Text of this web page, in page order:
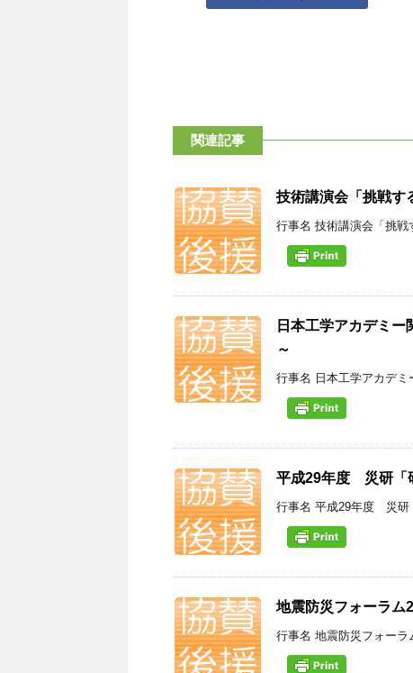
関連記事
技術講演会「挑戦す
行事名 技術講演会「挑
日本工学アカデミ
～
行事名 日本工学アカデ
平成29年度 災研「
行事名 平成29年度 災研
地震防災フォーラム
行事名 地震防災フォー